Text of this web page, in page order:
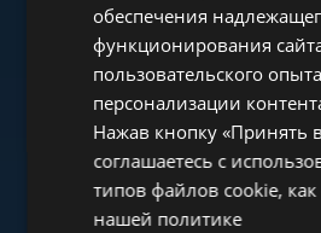
www.tower-investments.com
обеспечения
функционирования
пользовательского
персонализации
Нажав кнопку «Принять
соглашаетесь с
типов файлов cookie,
нашей политике